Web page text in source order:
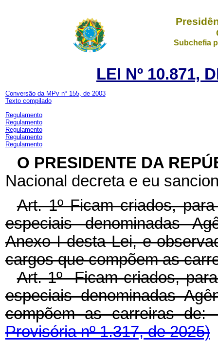
Subchefia
LEI Nº 10.871,
Conversão da MPv nº 155, de 2003
Texto compilado
Regulamento
Regulamento
Regulamento
Regulamento
Regulamento
O PRESIDENTE DA
Nacional decreta e eu
Art. 1º Ficam criados,
especiais denominadas
Anexo I desta Lei, e
cargos que compõem as
Art. 1º Ficam criados,
especiais denominadas
compõem as
Provisória nº 1.317, de 2025)